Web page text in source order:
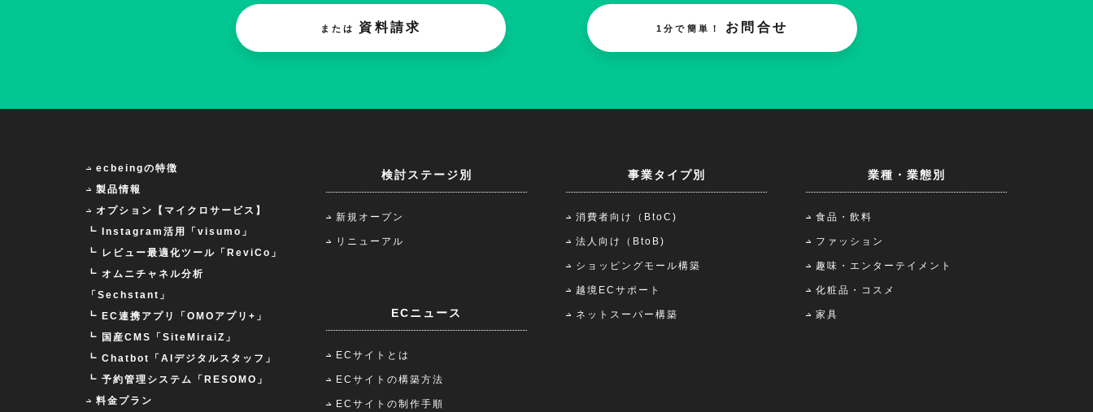
または 資料請求 1分で簡単！ お問合せ
ecbeingの特徴
製品情報
オプション【マイクロサービス】
┗ Instagram活用「visumo」
┗ レビュー最適化ツール「ReviCo」
┗ オムニチャネル分析
「Sechstant」
┗ EC連携アプリ「OMOアプリ+」
┗ 国産CMS「SiteMiraiZ」
┗ Chatbot「AIデジタルスタッフ」
┗ 予約管理システム「RESOMO」
料金プラン
検討ステージ別
新規オープン
リニューアル
ECニュース
ECサイトとは
ECサイトの構築方法
ECサイトの制作手順
事業タイプ別
消費者向け（BtoC)
法人向け（BtoB)
ショッピングモール構築
越境ECサポート
ネットスーパー構築
業種・業態別
食品・飲料
ファッション
趣味・エンターテイメント
化粧品・コスメ
家具